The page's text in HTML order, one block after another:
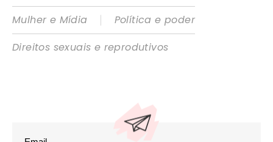
Mulher e Mídia
|
Política e poder
Direitos sexuais e reprodutivos